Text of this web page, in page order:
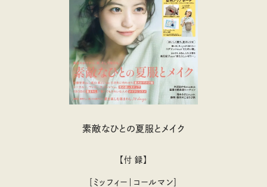
素敵なひとの夏服とメイク
【付 録】
［ミッフィー｜コールマン］